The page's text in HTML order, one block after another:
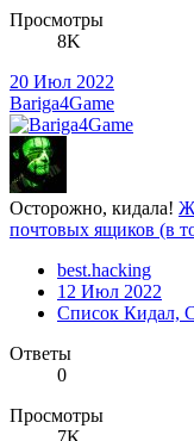
Просмотры
8K
20 Июл 2022
Bariga4Game
Осторожно, кидала!
почтовых ящиков
best.hacking
12 Июл 2022
Список Кидал,
Ответы
0
Просмотры
7K